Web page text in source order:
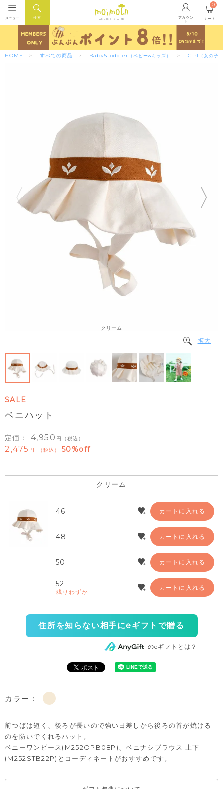
ONLINE STORE アカウン
ト
検索
メニュー カート
0
HOME すべての商品 Baby&Toddler （ベビー&キッズ） Girl （女の子）
クリーム
拡大
SALE
ベニハット
定価： 4,950 （税込）
2,475 税込 50%off
クリーム
46 カートに入れる
48 カートに入れる
50 カートに入れる
52
残りわずか
カートに入れる
住所を知らない相手にeギフトで贈る
のeギフトとは？
カラー：
前つばは短く、後ろが長いので強い日差しから後ろの首が焼ける
のを防いでくれるハット。
ベニーワンピース(M252OPB08P)、ベニナシブラウス 上下
(M252STB22P)とコーディネートがおすすめです。